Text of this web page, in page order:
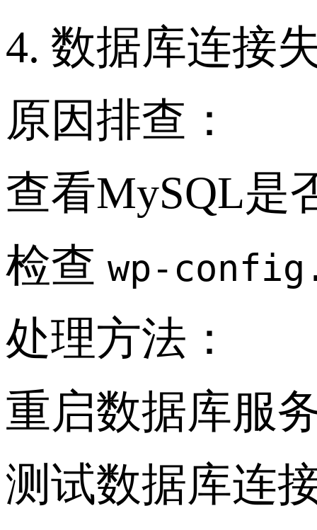
4. 数据库连接
原因排查：
查看MySQL是
检查 wp-
处理方法：
重启数据库服
测试数据库连